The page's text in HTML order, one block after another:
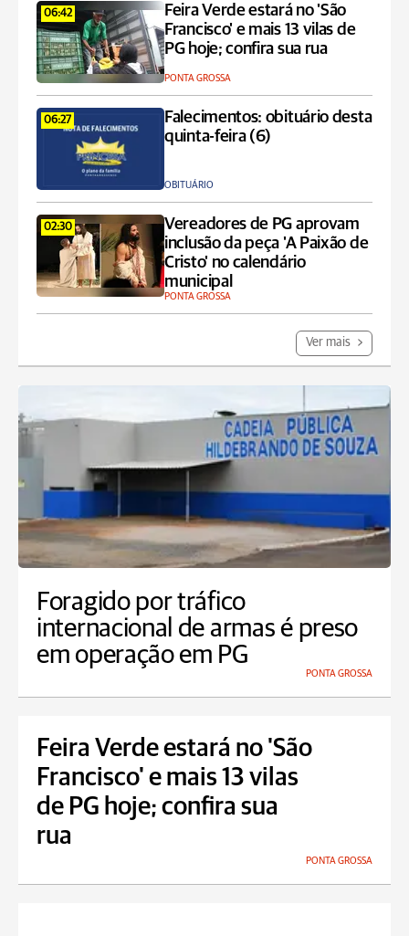
06:42
Feira Verde estará no 'São
Francisco' e mais 13 vilas de
PG hoje; confira sua rua
PONTA GROSSA
06:27
Falecimentos: obituário desta
quinta-feira (6)
OBITUÁRIO
02:30
Vereadores de PG aprovam
inclusão da peça 'A Paixão de
Cristo' no calendário
municipal
PONTA GROSSA
Ver mais
Foragido por tráfico
internacional de armas é preso
em operação em PG
PONTA GROSSA
Feira Verde estará no 'São
Francisco' e mais 13 vilas
de PG hoje; confira sua
rua
PONTA GROSSA